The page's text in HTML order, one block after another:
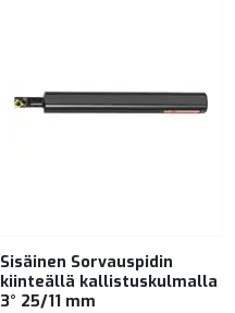
Sisäinen Sorvauspidin
kiinteällä kallistuskulmalla
3° 25/11 mm